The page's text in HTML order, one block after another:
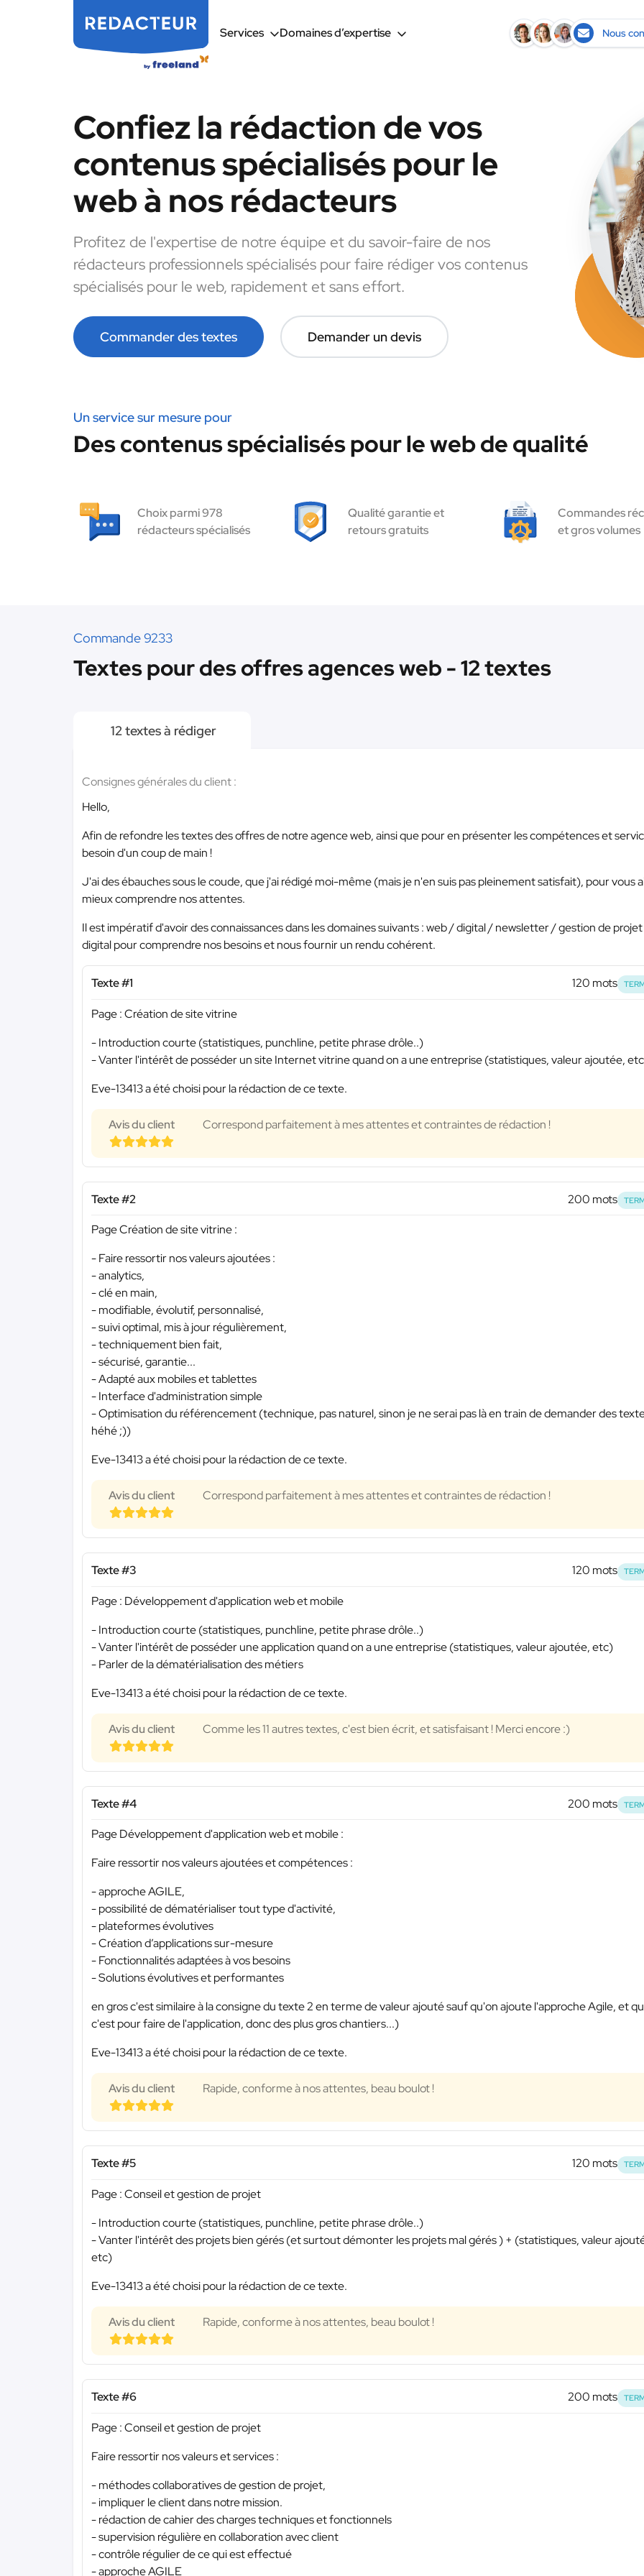
Services Domaines d’expertise Nous
Confiez la rédaction de vos
contenus spécialisés pour le
web à nos rédacteurs
Profitez de l'expertise de notre équipe et du savoir-faire de nos
rédacteurs professionnels spécialisés pour faire rédiger vos contenus
spécialisés pour le web, rapidement et sans effort.
Commander des textes Demander un devis
Un service sur mesure pour
Des contenus spécialisés pour le web de qualité
Choix parmi 978
rédacteurs spécialisés
Qualité garantie et
retours gratuits
Commandes
et gros volumes
Commande 9233
Textes pour des offres agences web - 12 textes
12 textes à rédiger
Consignes générales du client :
Hello,
Afin de refondre les textes des offres de notre agence web, ainsi que pour en présenter les compétences et
besoin d'un coup de main !
J'ai des ébauches sous le coude, que j'ai rédigé moi-même (mais je n'en suis pas pleinement satisfait), pour vous
mieux comprendre nos attentes.
Il est impératif d'avoir des connaissances dans les domaines suivants : web / digital / newsletter / gestion de projet
digital pour comprendre nos besoins et nous fournir un rendu cohérent.
Texte #1 120 mots
Page : Création de site vitrine
- Introduction courte (statistiques, punchline, petite phrase drôle..)
- Vanter l'intérêt de posséder un site Internet vitrine quand on a une entreprise (statistiques, valeur ajoutée,
Eve-13413 a été choisi pour la rédaction de ce texte.
Avis du client Correspond parfaitement à mes attentes et contraintes de rédaction !
Texte #2 200 mots
Page Création de site vitrine :
- Faire ressortir nos valeurs ajoutées :
- analytics,
- clé en main,
- modifiable, évolutif, personnalisé,
- suivi optimal, mis à jour régulièrement,
- techniquement bien fait,
- sécurisé, garantie...
- Adapté aux mobiles et tablettes
- Interface d'administration simple
- Optimisation du référencement (technique, pas naturel, sinon je ne serai pas là en train de demander des
héhé ;))
Eve-13413 a été choisi pour la rédaction de ce texte.
Avis du client Correspond parfaitement à mes attentes et contraintes de rédaction !
Texte #3 120 mots
Page : Développement d'application web et mobile
- Introduction courte (statistiques, punchline, petite phrase drôle..)
- Vanter l'intérêt de posséder une application quand on a une entreprise (statistiques, valeur ajoutée, etc)
- Parler de la dématérialisation des métiers
Eve-13413 a été choisi pour la rédaction de ce texte.
Avis du client Comme les 11 autres textes, c'est bien écrit, et satisfaisant ! Merci encore :)
Texte #4 200 mots
Page Développement d'application web et mobile :
Faire ressortir nos valeurs ajoutées et compétences :
- approche AGILE,
- possibilité de dématérialiser tout type d'activité,
- plateformes évolutives
- Création d’applications sur-mesure
- Fonctionnalités adaptées à vos besoins
- Solutions évolutives et performantes
en gros c'est similaire à la consigne du texte 2 en terme de valeur ajouté sauf qu'on ajoute l'approche Agile, et
c'est pour faire de l'application, donc des plus gros chantiers...)
Eve-13413 a été choisi pour la rédaction de ce texte.
Avis du client Rapide, conforme à nos attentes, beau boulot !
Texte #5 120 mots
Page : Conseil et gestion de projet
- Introduction courte (statistiques, punchline, petite phrase drôle..)
- Vanter l'intérêt des projets bien gérés (et surtout démonter les projets mal gérés ) + (statistiques, valeur
etc)
Eve-13413 a été choisi pour la rédaction de ce texte.
Avis du client Rapide, conforme à nos attentes, beau boulot !
Texte #6 200 mots
Page : Conseil et gestion de projet
Faire ressortir nos valeurs et services :
- méthodes collaboratives de gestion de projet,
- impliquer le client dans notre mission.
- rédaction de cahier des charges techniques et fonctionnels
- supervision régulière en collaboration avec client
- contrôle régulier de ce qui est effectué
- approche AGILE